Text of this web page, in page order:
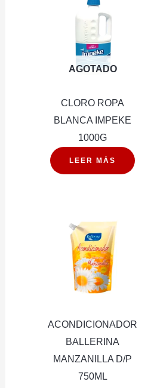
AGOTADO
CLORO ROPA
BLANCA IMPEKE
1000G
LEER MÁS
ACONDICIONADOR
BALLERINA
MANZANILLA D/P
750ML